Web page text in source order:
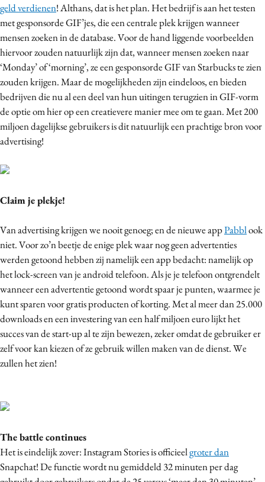
Customer Experience
Data & Insights
Design
Digital transformation
Diversiteit
Effectiviteit
Gedragsverandering
Influencer marketing
Martech
Merkstrategie
PR
Programmatic
Purpose Marketing
Reputatie & crisis
geld verdienen! Althans, dat is het plan. Het bedrijf is aan het testen
met gesponsorde GIF’jes, die een centrale plek krijgen wanneer
mensen zoeken in de database. Voor de hand liggende voorbeelden
hiervoor zouden natuurlijk zijn dat, wanneer mensen zoeken naar
‘Monday’ of ‘morning’, ze een gesponsorde GIF van Starbucks te zien
zouden krijgen. Maar de mogelijkheden zijn eindeloos, en bieden
bedrijven die nu al een deel van hun uitingen terugzien in GIF-vorm
de optie om hier op een creatievere manier mee om te gaan. Met 200
miljoen dagelijkse gebruikers is dit natuurlijk een prachtige bron voor
advertising!
Claim je plekje!
Van advertising krijgen we nooit genoeg; en de nieuwe appPabblook
niet. Voor zo’n beetje de enige plek waar nog geen advertenties
werden getoond hebben zij namelijk een app bedacht: namelijk op
het lock-screen van je android telefoon. Als je je telefoon ontgrendelt
wanneer een advertentie getoond wordt spaar je punten, waarmee je
kunt sparen voor gratis producten of korting. Met al meer dan 25.000
downloads en een investering van een half miljoen euro lijkt het
succes van de start-up al te zijn bewezen, zeker omdat de gebruiker er
zelf voor kan kiezen of ze gebruik willen maken van de dienst. We
zullen het zien!
The battle continues
Het is eindelijk zover: Instagram Stories is officieelgroter dan
Snapchat! De functie wordt nu gemiddeld 32 minuten per dag